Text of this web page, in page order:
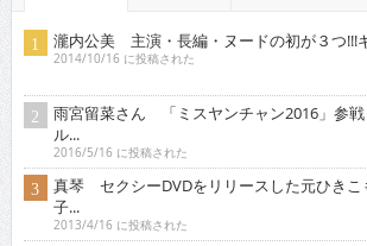
瀧内公美 主演・長編・ヌードの初が３つ!!!
2014/10/16 に投稿された
雨宮留菜さん 「ミスヤンチャン2016」参戦
ル...
2016/5/16 に投稿された
真琴 セクシーDVDをリリースした元ひきこ
子...
2013/4/16 に投稿された